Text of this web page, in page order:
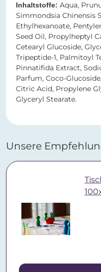
Inhaltstoffe: Aqua,
Simmondsia Chinensis
Ethylhexanoate,
Seed Oil, Propylheptyl
Cetearyl Glucoside,
Tripeptide-1, Palmitoyl
Pinnatifida Extract,
Parfum, Coco-
Citric Acid, Propylene
Glyceryl Stearate.
Unsere